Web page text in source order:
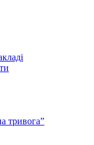
тривога”